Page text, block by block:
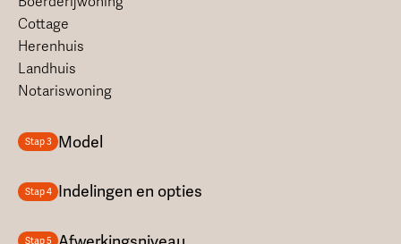
Cottage
Herenhuis
Landhuis
Notariswoning
Stap 3 Model
Stap 4 Indelingen en opties
Stap 5